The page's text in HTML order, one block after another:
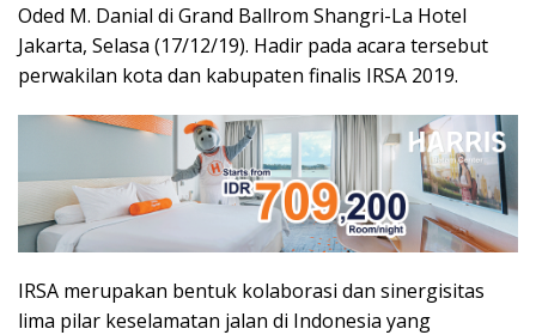
Oded M. Danial di Grand Ballrom Shangri-La Hotel
Jakarta, Selasa (17/12/19). Hadir pada acara tersebut
perwakilan kota dan kabupaten finalis IRSA 2019.
IRSA merupakan bentuk kolaborasi dan sinergisitas
lima pilar keselamatan jalan di Indonesia yang